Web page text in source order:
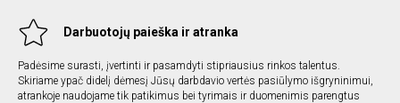
Darbuotojų paieška ir atranka
Padėsime surasti, įvertinti ir pasamdyti stipriausius rinkos talentus.
Skiriame ypač didelį dėmesį Jūsų darbdavio vertės pasiūlymo išgryninimui,
atrankoje naudojame tik patikimus bei tyrimais ir duomenimis parengtus